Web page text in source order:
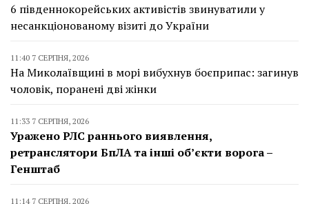
6 південнокорейських активістів звинуватили у
несанкціонованому візиті до України
11:40 7 СЕРПНЯ, 2026
На Миколаївщині в морі вибухнув боєприпас: загинув
чоловік, поранені дві жінки
11:33 7 СЕРПНЯ, 2026
Уражено РЛС раннього виявлення,
ретранслятори БпЛА та інші об’єкти ворога –
Генштаб
11:14 7 СЕРПНЯ, 2026